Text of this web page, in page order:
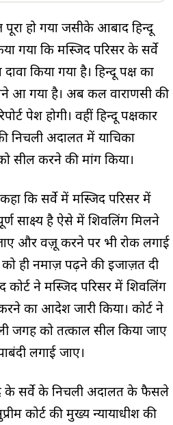
पूरा हो गया जसीके आबाद हिन्दू
गया कि मस्जिद परिसर के सर्वे
किया गया है। हिन्दू पक्ष का
आ गया है। अब कल वाराणसी की
पेश होगी। वहीं हिन्दू पक्षकार
निचली अदालत में याचिका
सील करने की मांग किया।
कि सर्वे में मस्जिद परिसर में
साक्ष्य है ऐसे में शिवलिंग मिलने
और वज़ू करने पर भी रोक लगाई
को ही नमाज़ पढ़ने की इजाज़त दी
ने मस्जिद परिसर में शिवलिंग
का आदेश जारी किया। कोर्ट ने
जगह को तत्काल सील किया जाए
लगाई जाए।
के सर्वे के निचली अदालत के फैसले
कोर्ट की मुख्य न्यायाधीश की